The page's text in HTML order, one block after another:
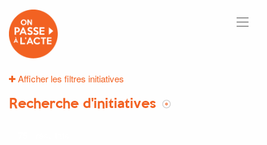
Afficher les filtres initiatives
Recherche d'initiatives